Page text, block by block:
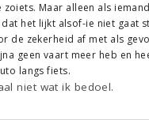
zoiets. Maar alleen als
het lijkt alsof-ie niet gaat
de zekerheid af met als
geen vaart meer heb en
langs fiets.
niet wat ik bedoel.